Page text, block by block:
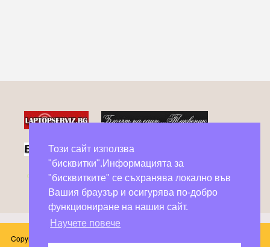
Фейсбук групи в помощ на бездомни животни
Copyright © 2026 Блог Слънчоглед. Всички произведения, публикувани в
Този сайт използва
"бисквитки".Информацията за
"бисквитките" се съхранява локално във
Вашия браузър и осигурява по-добро
функциониране на нашия сайт.
Научете повече